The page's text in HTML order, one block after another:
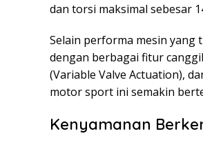
dan torsi maksimal sebesar
Selain performa mesin yang
dengan berbagai fitur
(Variable Valve Actuation),
motor sport ini semakin
Kenyamanan